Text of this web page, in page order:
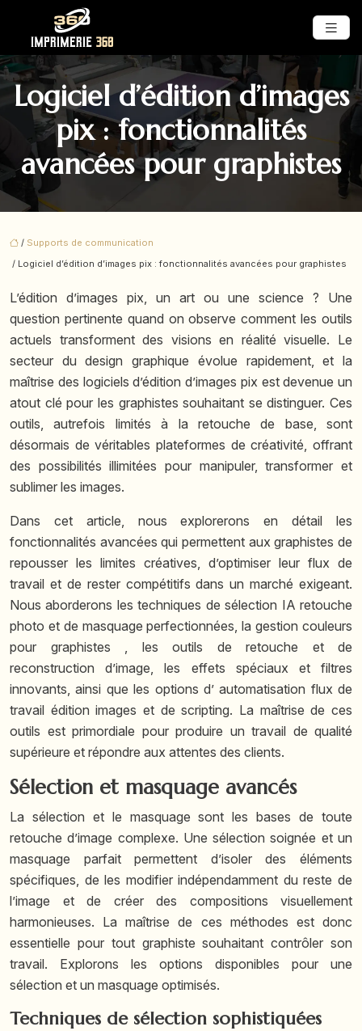
Logiciel d’édition d’images
pix : fonctionnalités
avancées pour graphistes
/ Supports de communication
/ Logiciel d’édition d’images pix : fonctionnalités avancées pour graphistes
L’édition d’images pix, un art ou une science ? Une
question pertinente quand on observe comment les outils
actuels transforment des visions en réalité visuelle. Le
secteur du design graphique évolue rapidement, et la
maîtrise des logiciels d’édition d’images pix est devenue un
atout clé pour les graphistes souhaitant se distinguer. Ces
outils, autrefois limités à la retouche de base, sont
désormais de véritables plateformes de créativité, offrant
des possibilités illimitées pour manipuler, transformer et
sublimer les images.
Dans cet article, nous explorerons en détail les
fonctionnalités avancées qui permettent aux graphistes de
repousser les limites créatives, d’optimiser leur flux de
travail et de rester compétitifs dans un marché exigeant.
Nous aborderons les techniques desélection IA retouche
photo et de masquage perfectionnées, lagestion couleurs
pour graphistes , les outils de retouche et de
reconstruction d’image, les effets spéciaux et filtres
innovants, ainsi que les options d’automatisation flux de
travail édition images et de scripting. La maîtrise de ces
outils est primordiale pour produire un travail de qualité
supérieure et répondre aux attentes des clients.
Sélection et masquage avancés
La sélection et le masquage sont les bases de toute
retouche d’image complexe. Une sélection soignée et un
masquage parfait permettent d’isoler des éléments
spécifiques, de les modifier indépendamment du reste de
l’image et de créer des compositions visuellement
harmonieuses. La maîtrise de ces méthodes est donc
essentielle pour tout graphiste souhaitant contrôler son
travail. Explorons les options disponibles pour une
sélection et un masquage optimisés.
Techniques de sélection sophistiquées